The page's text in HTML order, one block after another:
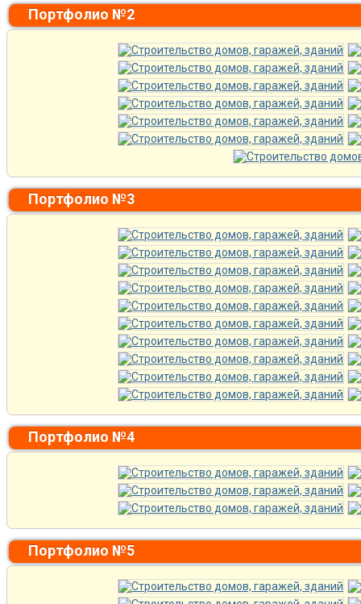
Портфолио №2
Портфолио №3
Портфолио №4
Портфолио №5